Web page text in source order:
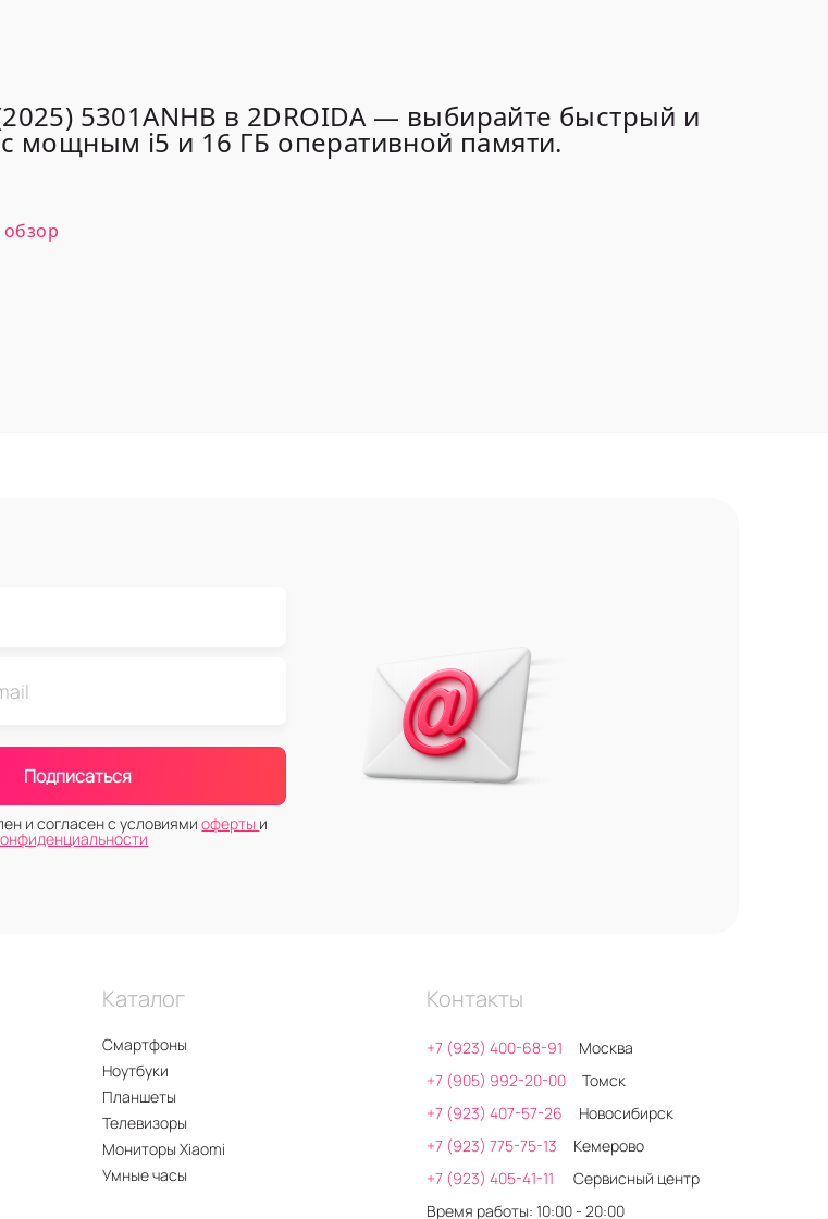
5301ANHB в 2DROIDA — выбирайте быстрый и
мощным i5 и 16 ГБ оперативной памяти.
Подписаться
и согласен с условиямиоферты и
Каталог
Смартфоны
Ноутбуки
Планшеты
Телевизоры
Мониторы Xiaomi
Умные часы
Контакты
+7 (923) 400-68-91
Москва
+7 (905) 992-20-00
Томск
+7 (923) 407-57-26
Новосибирск
+7 (923) 775-75-13
Кемерово
+7 (923) 405-41-11
Сервисный центр
Время работы: 10:00 - 20:00